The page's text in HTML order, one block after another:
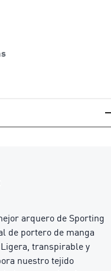
arquero de Sporting
de portero de manga
transpirable y
nuestro tejido